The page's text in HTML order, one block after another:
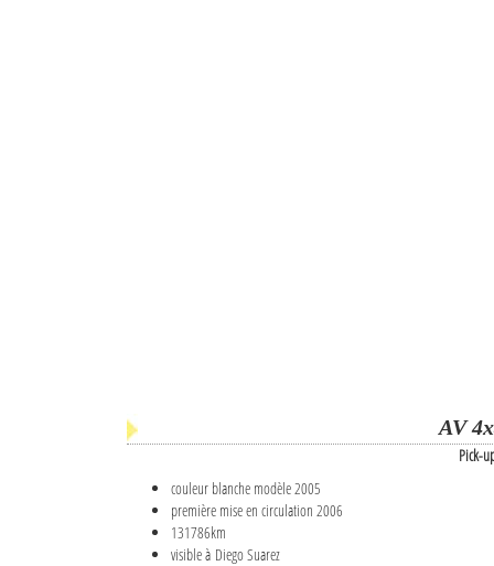
AV
Pick-
couleur blanche modèle 2005
première mise en circulation 2006
131786km
visible à Diego Suarez